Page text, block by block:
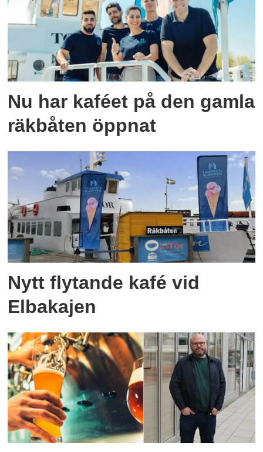
Nu har kaféet på den gamla
räkbåten öppnat
Nytt flytande kafé vid
Elbakajen